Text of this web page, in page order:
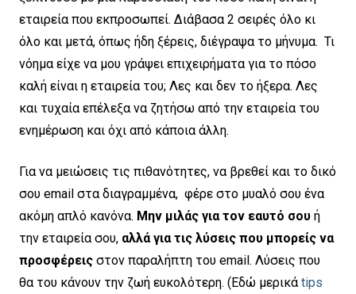
εταιρεία που εκπροσωπεί. Διάβασα 2 σειρές όλο κι
όλο και μετά, όπως ήδη ξέρεις, διέγραψα το μήνυμα. Τι
νόημα είχε να μου γράψει επιχειρήματα για το πόσο
καλή είναι η εταιρεία του; Λες και δεν το ήξερα. Λες
και τυχαία επέλεξα να ζητήσω από την εταιρεία του
ενημέρωση και όχι από κάποια άλλη.
Για να μειώσεις τις πιθανότητες, να βρεθεί και το δικό
σου email στα διαγραμμένα, φέρε στο μυαλό σου ένα
ακόμη απλό κανόνα. Μην μιλάς για τον εαυτό σου ή
την εταιρεία σου, αλλά για τις λύσεις που μπορείς να
προσφέρεις στον παραλήπτη του email. Λύσεις που
θα του κάνουν την ζωή ευκολότερη. (Εδώ μερικάtips